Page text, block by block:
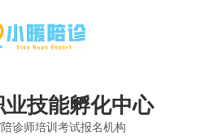
技能孵化中心
诊师培训考试报名机构